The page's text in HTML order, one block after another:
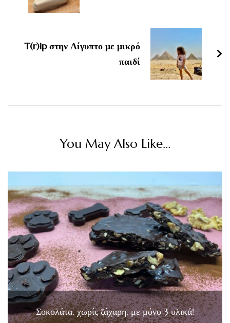
T(r)ip στην Αίγυπτο με μικρό
παιδί
You May Also Like...
Σοκολάτα, χωρίς ζάχαρη, με μόνο 3 υλικά!